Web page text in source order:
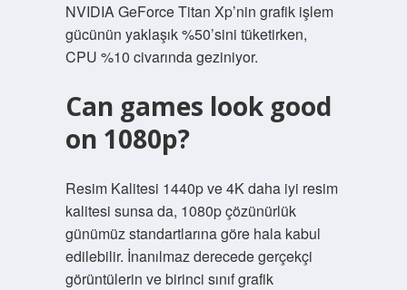
NVIDIA GeForce Titan Xp’nin grafik işlem
gücünün yaklaşık %50’sini tüketirken,
CPU %10 civarında geziniyor.
Can games look good
on 1080p?
Resim Kalitesi 1440p ve 4K daha iyi resim
kalitesi sunsa da, 1080p çözünürlük
günümüz standartlarına göre hala kabul
edilebilir. İnanılmaz derecede gerçekçi
görüntülerin ve birinci sınıf grafik